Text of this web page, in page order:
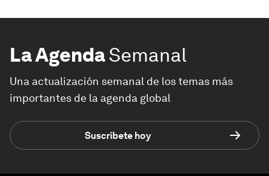
La AgendaSemanal
Una actualización semanal de los temas más
importantes de la agenda global
Suscríbete hoy